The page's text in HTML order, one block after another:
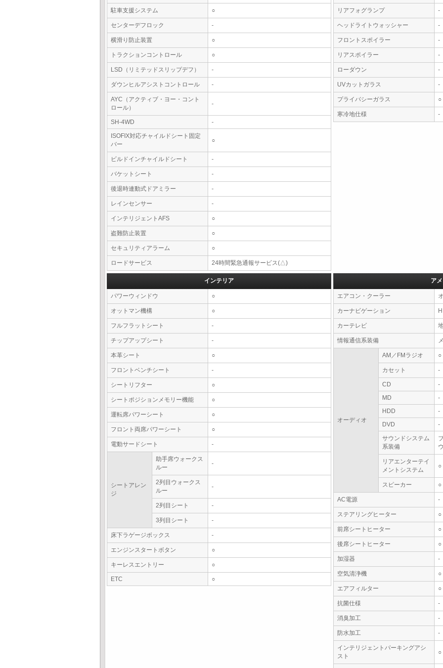
駐車支援システム ○
センターデフロック -
横滑り防止装置 ○
トラクションコントロール ○
LSD（リミテッドスリップデフ） -
ダウンヒルアシストコントロール -
AYC（アクティブ・ヨー・コント
ロール）
-
SH-4WD
-
ISOFIX対応チャイルドシート固定
バー
○
ビルドインチャイルドシート -
バケットシート -
後退時連動式ドアミラー -
レインセンサー -
インテリジェントAFS ○
盗難防止装置 ○
セキュリティアラーム ○
ロードサービス 24時間緊急通報サービス(△)
リアフォグランプ -
ヘッドライトウォッシャー -
フロントスポイラー -
リアスポイラー -
ローダウン -
UVカットガラス -
プライバシーガラス ○
寒冷地仕様 -
インテリア
パワーウィンドウ ○
オットマン機構 ○
フルフラットシート -
チップアップシート -
本革シート ○
フロントベンチシート -
シートリフター ○
シートポジションメモリー機能 ○
運転席パワーシート ○
フロント両席パワーシート ○
電動サードシート -
シートアレン
ジ
助手席ウォークス
ルー
-
2列目ウォークス
ルー
-
2列目シート -
3列目シート -
床下ラゲージボックス -
エンジンスタートボタン ○
キーレスエントリー ○
ETC ○
ア
エアコン・クーラー
カーナビゲーション
カーテレビ
情報通信系装備
オーディオ
AM／FMラジオ ○
カセット -
CD
-
MD
-
HDD
-
DVD
-
サウンドシステム
系装備
リアエンターテイ
メントシステム
○
スピーカー ○
AC電源 -
ステアリングヒーター ○
前席シートヒーター ○
後席シートヒーター ○
加湿器 -
空気清浄機 ○
エアフィルター ○
抗菌仕様 -
消臭加工 -
防水加工 -
インテリジェントパーキングアシ
スト
○